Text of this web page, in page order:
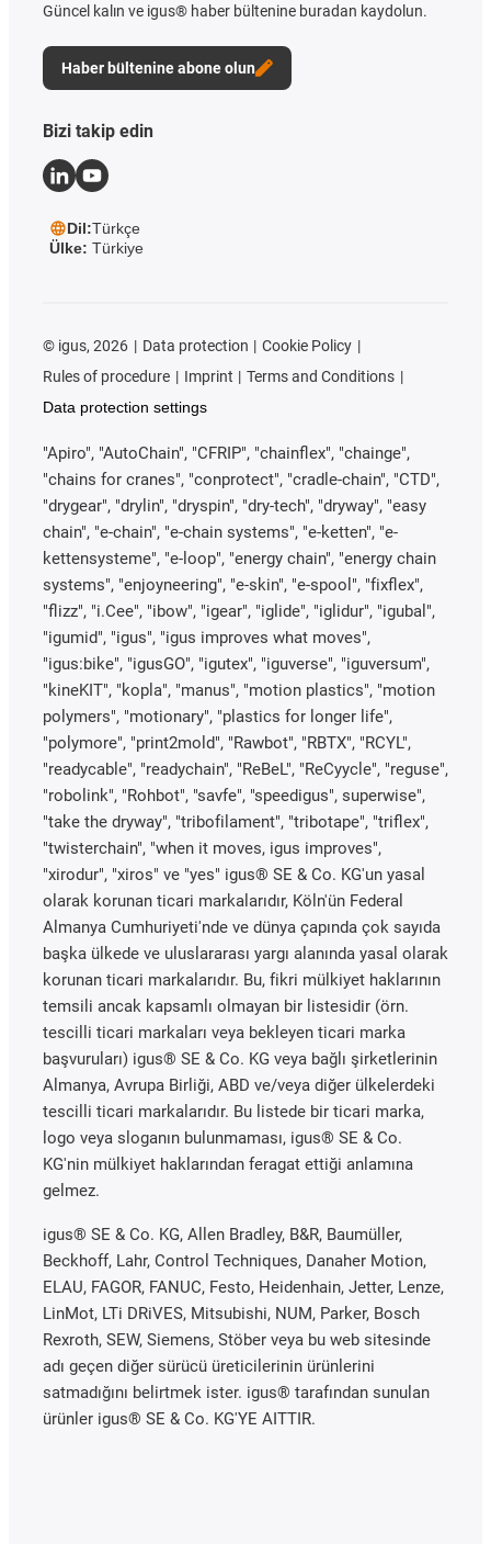
Güncel kalın ve igus® haber bültenine buradan kaydolun.
Haber bültenine abone olun
Bizi takip edin
Dil:Türkçe
Ülke: Türkiye
© igus, 2026 Data protection
Cookie Policy
Rules of procedure
Imprint
Terms and Conditions
Data protection settings
"Apiro", "AutoChain", "CFRIP", "chainflex", "chainge",
"chains for cranes", "conprotect", "cradle-chain", "CTD",
"drygear", "drylin", "dryspin", "dry-tech", "dryway", "easy
chain", "e-chain", "e-chain systems", "e-ketten", "e-
kettensysteme", "e-loop", "energy chain", "energy chain
systems", "enjoyneering", "e-skin", "e-spool", "fixflex",
"flizz", "i.Cee", "ibow", "igear", "iglide", "iglidur", "igubal",
"igumid", "igus", "igus improves what moves",
"igus:bike", "igusGO", "igutex", "iguverse", "iguversum",
"kineKIT", "kopla", "manus", "motion plastics", "motion
polymers", "motionary", "plastics for longer life",
"polymore", "print2mold", "Rawbot", "RBTX", "RCYL",
"readycable", "readychain", "ReBeL", "ReCyycle", "reguse",
"robolink", "Rohbot", "savfe", "speedigus", superwise",
"take the dryway", "tribofilament", "tribotape", "triflex",
"twisterchain", "when it moves, igus improves",
"xirodur", "xiros" ve "yes" igus® SE & Co. KG'un yasal
olarak korunan ticari markalarıdır, Köln'ün Federal
Almanya Cumhuriyeti'nde ve dünya çapında çok sayıda
başka ülkede ve uluslararası yargı alanında yasal olarak
korunan ticari markalarıdır. Bu, fikri mülkiyet haklarının
temsili ancak kapsamlı olmayan bir listesidir (örn.
tescilli ticari markaları veya bekleyen ticari marka
başvuruları) igus® SE & Co. KG veya bağlı şirketlerinin
Almanya, Avrupa Birliği, ABD ve/veya diğer ülkelerdeki
tescilli ticari markalarıdır. Bu listede bir ticari marka,
logo veya sloganın bulunmaması, igus® SE & Co.
KG'nin mülkiyet haklarından feragat ettiği anlamına
gelmez.
igus® SE & Co. KG, Allen Bradley, B&R, Baumüller,
Beckhoff, Lahr, Control Techniques, Danaher Motion,
ELAU, FAGOR, FANUC, Festo, Heidenhain, Jetter, Lenze,
LinMot, LTi DRiVES, Mitsubishi, NUM, Parker, Bosch
Rexroth, SEW, Siemens, Stöber veya bu web sitesinde
adı geçen diğer sürücü üreticilerinin ürünlerini
satmadığını belirtmek ister. igus® tarafından sunulan
ürünler igus® SE & Co. KG'YE AITTIR.